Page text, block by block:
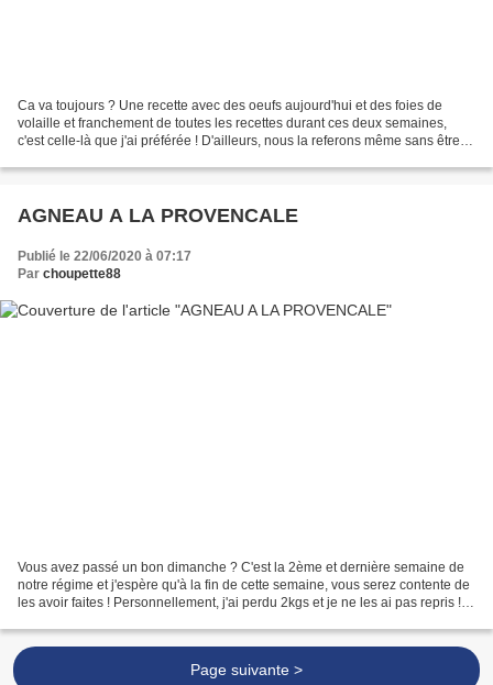
Ca va toujours ? Une recette avec des oeufs aujourd'hui et des foies de
volaille et franchement de toutes les recettes durant ces deux semaines,
c'est celle-là que j'ai préférée ! D'ailleurs, nous la referons même sans être
AGNEAU A LA PROVENCALE
Publié le 22/06/2020 à 07:17
Par choupette88
Vous avez passé un bon dimanche ? C'est la 2ème et dernière semaine de
notre régime et j'espère qu'à la fin de cette semaine, vous serez contente de
les avoir faites ! Personnellement, j'ai perdu 2kgs et je ne les ai pas repris !
Page suivante >